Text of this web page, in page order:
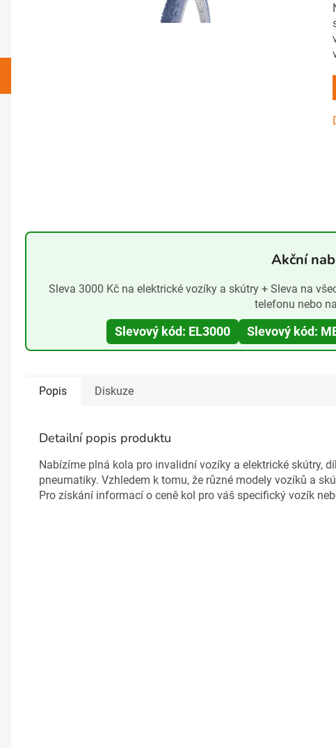
Akční
Sleva 3000 Kč na elektrické vozíky a skútry + Sleva na
telefonu nebo
Slevový kód: EL3000 Slevový kód:
Popis Diskuze
Detailní popis produktu
Nabízíme plná kola pro invalidní vozíky a elektrické skútry,
pneumatiky. Vzhledem k tomu, že různé modely vozíků a
Pro získání informací o ceně kol pro váš specifický vozík